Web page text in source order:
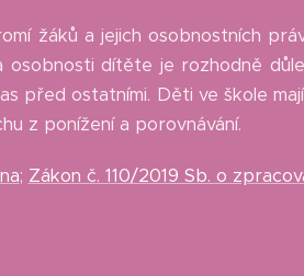
žáků a jejich osobnostních
dítěte je rozhodně
před ostatními. Děti ve škole
z ponížení a porovnávání.
; Zákon č. 110/2019 Sb. o